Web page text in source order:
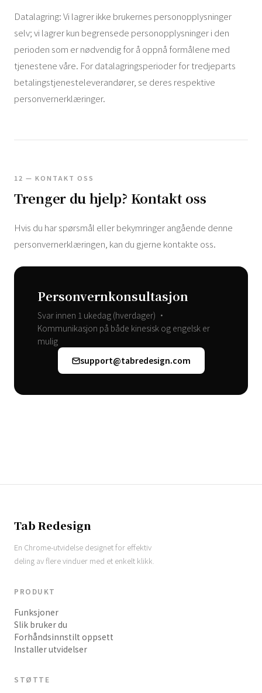
Datalagring: Vi lagrer ikke brukernes personopplysninger
selv; vi lagrer kun begrensede personopplysninger i den
perioden som er nødvendig for å oppnå formålene med
tjenestene våre. For datalagringsperioder for tredjeparts
betalingstjenesteleverandører, se deres respektive
personvernerklæringer.
12 — KONTAKT OSS
Trenger du hjelp? Kontakt oss
Hvis du har spørsmål eller bekymringer angående denne
personvernerklæringen, kan du gjerne kontakte oss.
Personvernkonsultasjon
Svar innen 1 ukedag (hverdager) •
Kommunikasjon på både kinesisk og engelsk er
mulig
support@tabredesign.com
Tab Redesign
En Chrome-utvidelse designet for effektiv
deling av flere vinduer med et enkelt klikk.
PRODUKT
Funksjoner
Slik bruker du
Forhåndsinnstilt oppsett
Installer utvidelser
STØTTE